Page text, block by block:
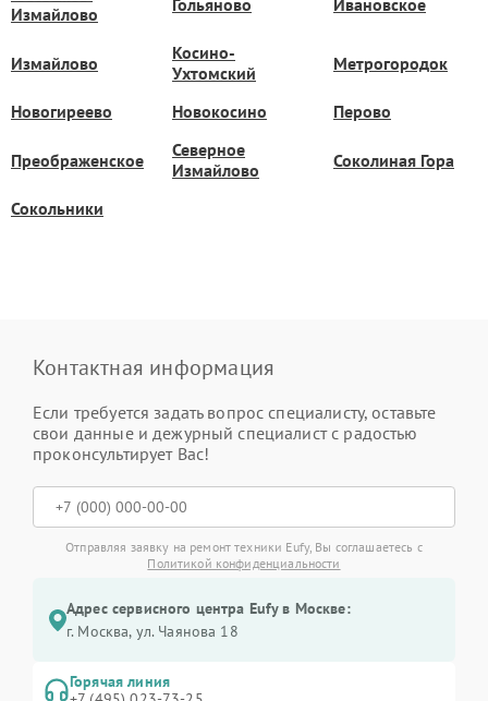
Измайлово
Измайлово
Косино-
Ухтомский
Метрогородок
Новогиреево Новокосино Перово
Преображенское
Северное
Измайлово
Соколиная Гора
Сокольники
Контактная информация
Если требуется задать вопрос специалисту, оставьте
свои данные и дежурный специалист с радостью
проконсультирует Вас!
Отправляя заявку на ремонт техники Eufy, Вы соглашаетесь с
Политикой конфиденциальности
Адрес сервисного центра Eufy в Москве:
г. Москва, ул. Чаянова 18
Горячая линия